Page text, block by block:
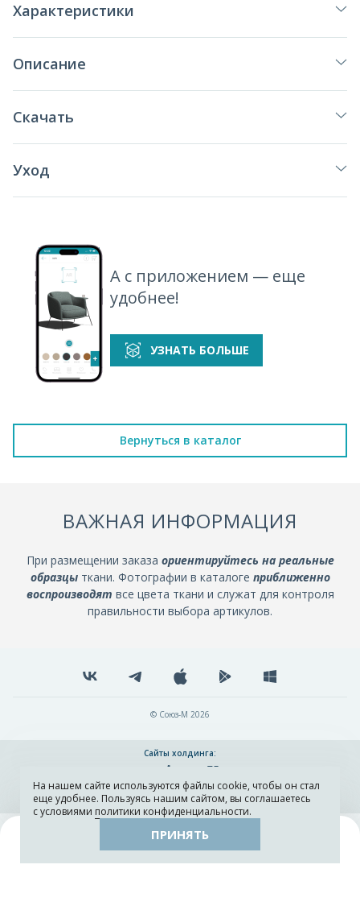
Каталог Остатки тканей
Характеристики
Описание
Скачать
Уход
А с приложением — еще
удобнее!
УЗНАТЬ БОЛЬШЕ
Вернуться в каталог
ВАЖНАЯ ИНФОРМАЦИЯ
При размещении заказа ориентируйтесь на реальные
образцыткани. Фотографии в каталоге приближенно
воспроизводят все цвета ткани и служат для контроля
правильности выбора артикулов.
© Союз-М 2026
Сайты холдинга:
Разработка и поддержка сайта ADN
На нашем сайте используются файлы cookie, чтобы он стал
еще удобнее. Пользуясь нашим сайтом, вы соглашаетесь
с условиями политики конфиденциальности.
ПРИНЯТЬ